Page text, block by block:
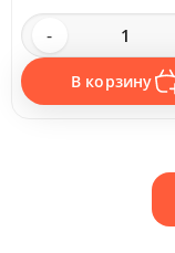
-
В корзину